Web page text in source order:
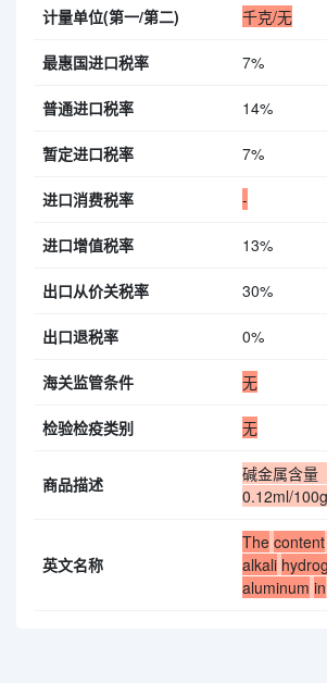
计量单位(第一/第二) 千克/无
最惠国进口税率 7%
普通进口税率 14%
暂定进口税率 7%
进口消费税率 -
进口增值税率 13%
出口从价关税率 30%
出口退税率 0%
海关监管条件 无
检验检疫类别 无
商品描述
碱金属含量
0.12ml/
英文名称
The content
alkali
aluminum in